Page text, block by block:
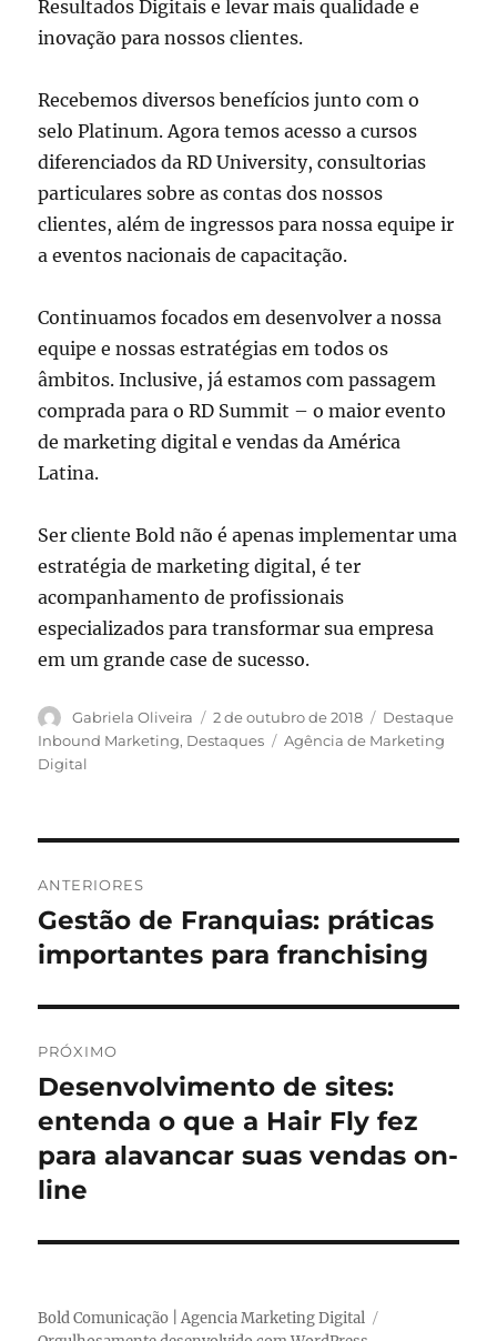
Resultados Digitais e levar mais qualidade e
inovação para nossos clientes.
Recebemos diversos benefícios junto com o
selo Platinum. Agora temos acesso a cursos
diferenciados da RD University, consultorias
particulares sobre as contas dos nossos
clientes, além de ingressos para nossa equipe ir
a eventos nacionais de capacitação.
Continuamos focados em desenvolver a nossa
equipe e nossas estratégias em todos os
âmbitos. Inclusive, já estamos com passagem
comprada para o RD Summit – o maior evento
de marketing digital e vendas da América
Latina.
Ser cliente Bold não é apenas implementar uma
estratégia de marketing digital, é ter
acompanhamento de profissionais
especializados para transformar sua empresa
em um grande case de sucesso.
A
u
t
Gabriela Oliveira
P
u
e
m
2 de outubro de 2018
C
a
s
Destaque
Inbound Marketing, Destaques
T
Agência de Marketing
Digital
a
v
e
g
a
ç
ã
o
e
ANTERIORES
P
o
t
a
n
e
r
i
Gestão de Franquias: práticas
importantes para franchising
PRÓXIMO
P
r
ó
x
m
o
Desenvolvimento de sites:
entenda o que a Hair Fly fez
para alavancar suas vendas on-
line
Bold Comunicação | Agencia Marketing Digital